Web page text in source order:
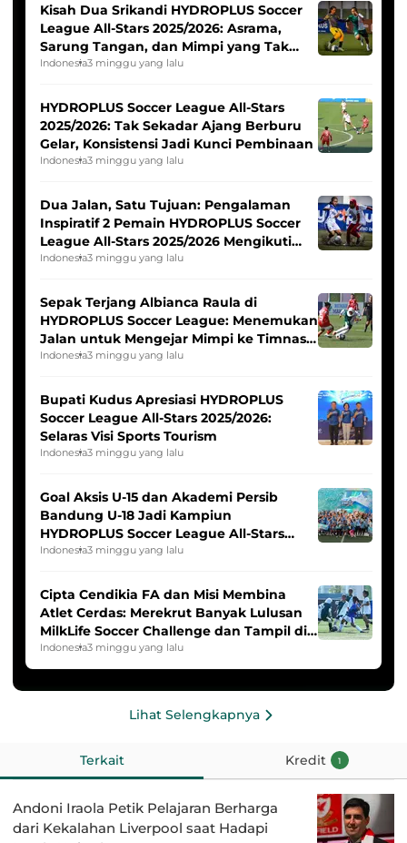
Kisah Dua Srikandi HYDROPLUS Soccer
League All-Stars 2025/2026: Asrama,
Sarung Tangan, dan Mimpi yang Tak
Pernah Padam
Indonesia3 minggu yang lalu
HYDROPLUS Soccer League All-Stars
2025/2026: Tak Sekadar Ajang Berburu
Gelar, Konsistensi Jadi Kunci Pembinaan
Indonesia3 minggu yang lalu
Dua Jalan, Satu Tujuan: Pengalaman
Inspiratif 2 Pemain HYDROPLUS Soccer
League All-Stars 2025/2026 Mengikuti
Seleksi Timnas Indonesia Putri
Indonesia3 minggu yang lalu
Sepak Terjang Albianca Raula di
HYDROPLUS Soccer League: Menemukan
Jalan untuk Mengejar Mimpi ke Timnas
Indonesia Putri
Indonesia3 minggu yang lalu
Bupati Kudus Apresiasi HYDROPLUS
Soccer League All-Stars 2025/2026:
Selaras Visi Sports Tourism
Indonesia3 minggu yang lalu
Goal Aksis U-15 dan Akademi Persib
Bandung U-18 Jadi Kampiun
HYDROPLUS Soccer League All-Stars
2025/2026
Indonesia3 minggu yang lalu
Cipta Cendikia FA dan Misi Membina
Atlet Cerdas: Merekrut Banyak Lulusan
MilkLife Soccer Challenge dan Tampil di
HYDROPLUS Soccer League
Indonesia3 minggu yang lalu
Lihat Selengkapnya
Terkait Kredit 1
Andoni Iraola Petik Pelajaran Berharga
dari Kekalahan Liverpool saat Hadapi